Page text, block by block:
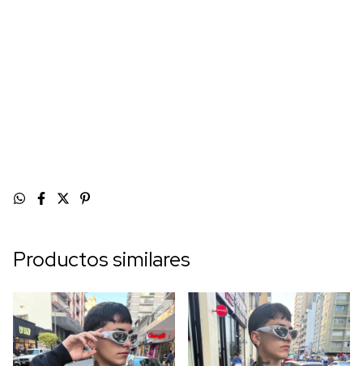
Productos similares